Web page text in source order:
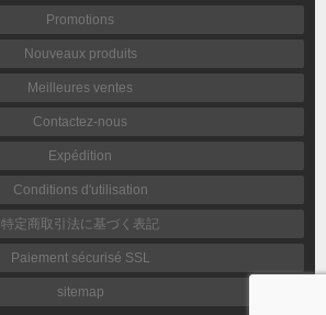
Promotions
Nouveaux produits
Meilleures ventes
Contactez-nous
Expédition
Conditions d'utilisation
特定商取引法に基づく表記
Paiement sécurisé SSL
sitemap